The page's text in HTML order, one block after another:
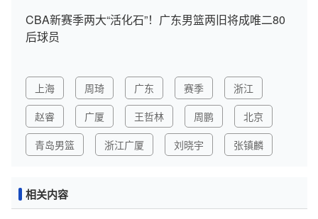
CBA新赛季两大“活化石”！广东男篮两旧将成唯二80
后球员
上海 周琦 广东 赛季
浙江
赵睿
广厦 王哲林 周鹏
北京
青岛男篮
浙江广厦 刘晓宇 张镇麟
相关内容